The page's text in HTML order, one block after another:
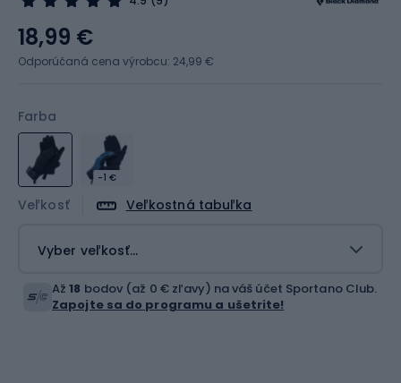
Farba
-1 €
Veľkosť Veľkostná tabuľka
Vyber veľkosť...
18,99 €
Odporúčaná cena výrobcu: 24,99 €
Až18 bodov (až 0 € zľavy) na váš účet Sportano Club.
Zapojte sa do programu a ušetrite!